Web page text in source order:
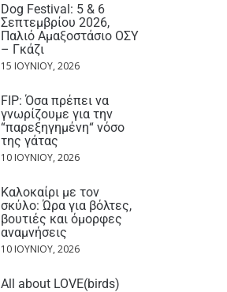
Dog Festival: 5 & 6
Σεπτεμβρίου 2026,
Παλιό Αμαξοστάσιο ΟΣΥ
– Γκάζι
15 ΙΟΥΝΊΟΥ, 2026
FIP: Όσα πρέπει να
γνωρίζουμε για την
“παρεξηγημένη“ νόσο
της γάτας
10 ΙΟΥΝΊΟΥ, 2026
Καλοκαίρι με τον
σκύλο: Ώρα για βόλτες,
βουτιές και όμορφες
αναμνήσεις
10 ΙΟΥΝΊΟΥ, 2026
All about LOVE(birds)